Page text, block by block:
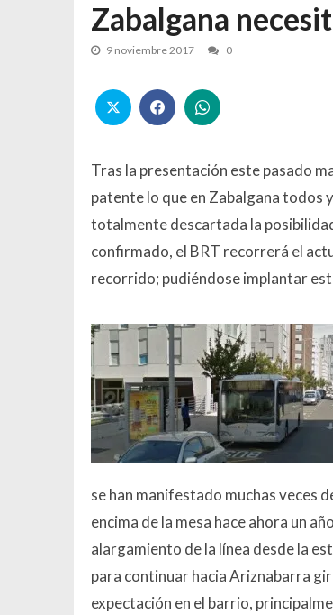
Zabalgana
9 noviembre 2017 0
Tras la presentación este pasado
patente lo que en Zabalgana todos
totalmente descartada la
confirmado, el BRT recorrerá el
recorrido; pudiéndose implantar
se han manifestado muchas veces
encima de la mesa hace ahora un
alargamiento de la línea desde la
para continuar hacia Ariznabarra
expectación en el barrio,